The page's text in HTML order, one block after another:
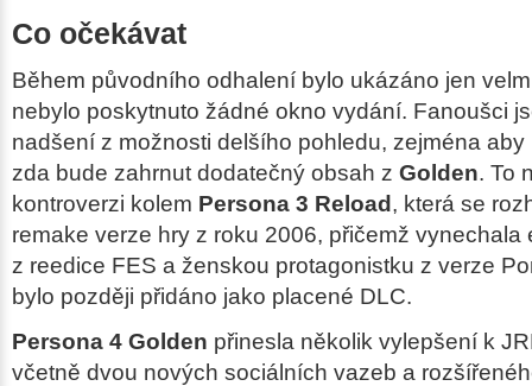
Co očekávat
Během původního odhalení bylo ukázáno jen
nebylo poskytnuto žádné okno vydání. Fanoušci
nadšení z možnosti delšího pohledu, zejména aby
zda bude zahrnut dodatečný obsah z Golden. To
kontroverzi kolem Persona 3 Reload , která se
remake verze hry z roku 2006, přičemž vynechala
z reedice FES a ženskou protagonistku z verze
bylo později přidáno jako placené DLC.
Persona 4 Golden přinesla několik vylepšení k
včetně dvou nových sociálních vazeb a